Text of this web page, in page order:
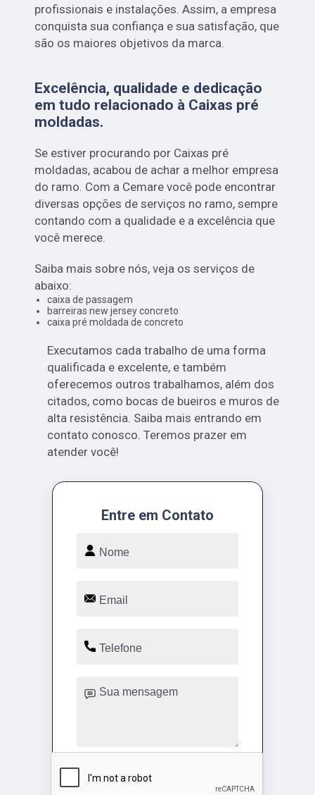
profissionais e instalações. Assim, a empresa
conquista sua confiança e sua satisfação, que
são os maiores objetivos da marca.
Excelência, qualidade e dedicação
em tudo relacionado à Caixas pré
moldadas.
Se estiver procurando por Caixas pré
moldadas, acabou de achar a melhor empresa
do ramo. Com a Cemare você pode encontrar
diversas opções de serviços no ramo, sempre
contando com a qualidade e a excelência que
você merece.
Saiba mais sobre nós, veja os serviços de
abaixo:
caixa de passagem
barreiras new jersey concreto
caixa pré moldada de concreto
Executamos cada trabalho de uma forma
qualificada e excelente, e também
oferecemos outros trabalhamos, além dos
citados, como bocas de bueiros e muros de
alta resistência. Saiba mais entrando em
contato conosco. Teremos prazer em
atender você!
Entre em Contato